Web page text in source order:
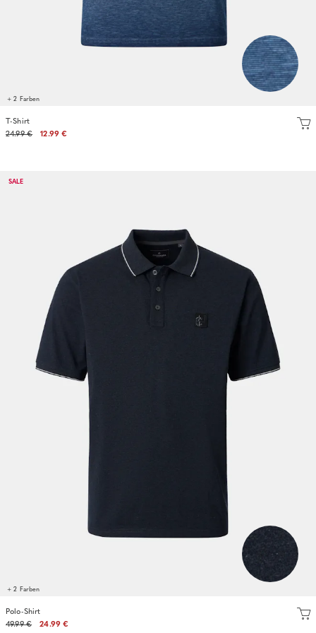
+ 2 Farben
T-Shirt
24.99 €
12.99 €
SALE
+ 2 Farben
Polo-Shirt
49.99 €
24.99 €